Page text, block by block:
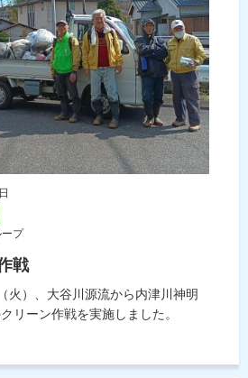
プ
戦
火）、大谷川源流から内津川神明
リーン作戦を実施しました。